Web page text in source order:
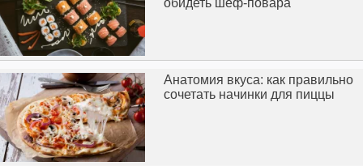
обидеть шеф-повара
Анатомия вкуса: как правильно
сочетать начинки для пиццы